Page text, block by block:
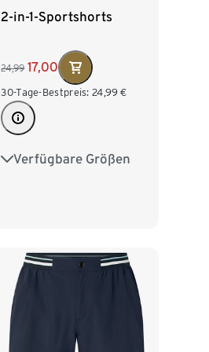
2-in-1-Sportshorts
24,99 17,00
30-Tage-Bestpreis: 24,99 €
Verfügbare Größen
S 44/46 M 48/50